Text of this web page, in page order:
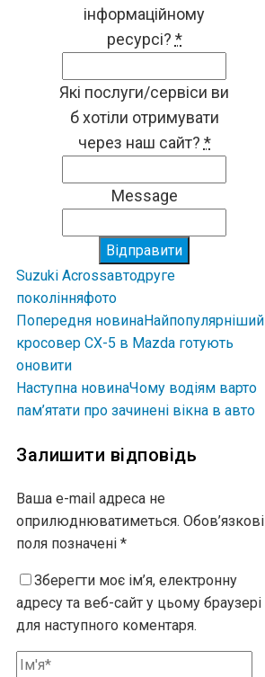
інформаційному
ресурсі? *
Які послуги/сервіси ви
б хотіли отримувати
через наш сайт? *
Message
Відправити
Suzuki Acrossавтодруге
поколінняфото
Попередня новинаНайпопулярніший
кросовер CX-5 в Mazda готують
оновити
Наступна новинаЧому водіям варто
пам’ятати про зачинені вікна в авто
Залишити відповідь
Ваша e-mail адреса не
оприлюднюватиметься. Обов’язкові
поля позначені *
Зберегти моє ім’я, електронну
адресу та веб-сайт у цьому браузері
для наступного коментаря.